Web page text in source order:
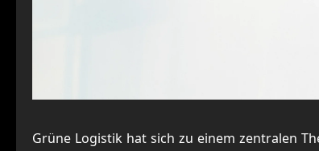
Grüne Logistik hat sich zu einem zentralen